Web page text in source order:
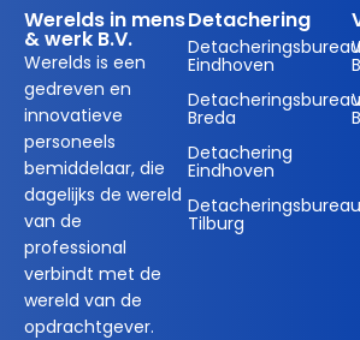
Werelds in mens
& werk B.V.
Werelds is een
gedreven en
innovatieve
personeels
bemiddelaar, die
dagelijks de wereld
van de
professional
verbindt met de
wereld van de
opdrachtgever.
Detachering
Detacheringsbureau
Eindhoven
Detacheringsbureau
Breda
Detachering
Eindhoven
Detacheringsbureau
Tilburg